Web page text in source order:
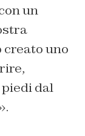
un
uno
dal